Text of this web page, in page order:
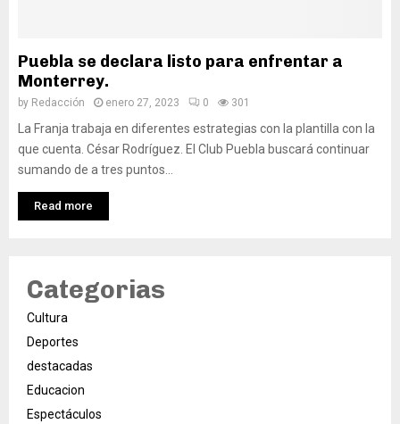
Puebla se declara listo para enfrentar a
Monterrey.
by Redacción enero 27, 2023 0 301
La Franja trabaja en diferentes estrategias con la plantilla con la
que cuenta. César Rodríguez. El Club Puebla buscará continuar
sumando de a tres puntos...
Read more
Categorias
Cultura
Deportes
destacadas
Educacion
Espectáculos